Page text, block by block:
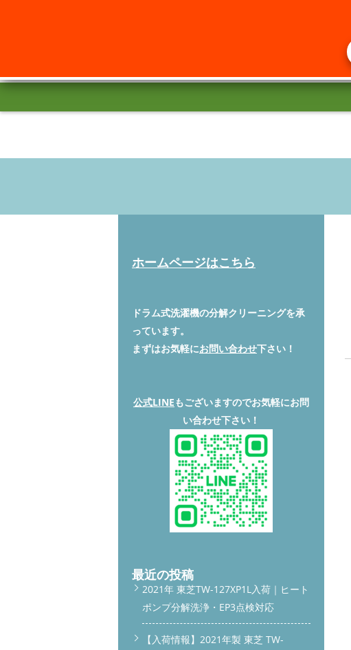
ホームページはこちら
ドラム式洗濯機の分解クリーニングを承
っています。
まずはお気軽にお問い合わせ下さい！
公式LINEもございますのでお気軽にお問
い合わせ下さい！
最近の投稿
2021年 東芝TW-127XP1L入荷｜ヒート
ポンプ分解洗浄・EP3点検対応
【入荷情報】2021年製 東芝 TW-